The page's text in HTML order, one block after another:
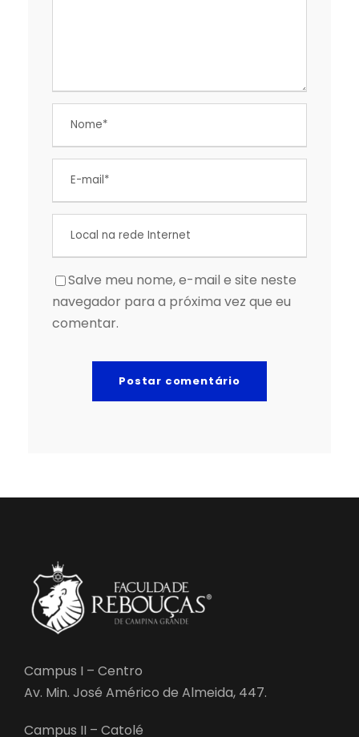
Salve meu nome, e-mail e site neste
navegador para a próxima vez que eu
comentar.
Campus I – Centro
Av. Min. José Américo de Almeida, 447.
Campus II – Catolé